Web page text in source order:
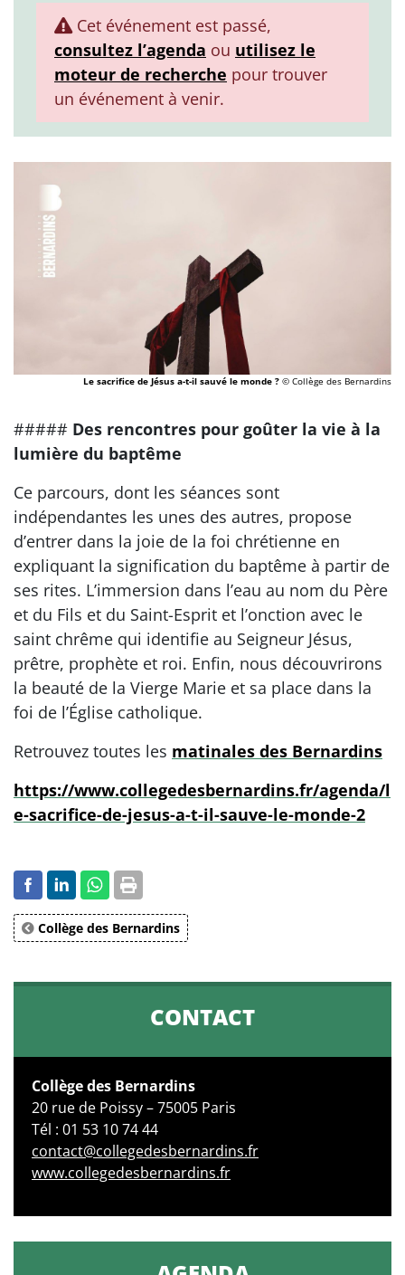
Cet événement est passé,
consultez l’agenda ou utilisez le
moteur de recherche pour trouver
un événement à venir.
Le sacrifice de Jésus a-t-il sauvé le monde ? © Collège des Bernardins
##### Des rencontres pour goûter la vie à la
lumière du baptême
Ce parcours, dont les séances sont
indépendantes les unes des autres, propose
d’entrer dans la joie de la foi chrétienne en
expliquant la signification du baptême à partir de
ses rites. L’immersion dans l’eau au nom du Père
et du Fils et du Saint-Esprit et l’onction avec le
saint chrême qui identifie au Seigneur Jésus,
prêtre, prophète et roi. Enfin, nous découvrirons
la beauté de la Vierge Marie et sa place dans la
foi de l’Église catholique.
Retrouvez toutes les matinales des Bernardins
https://www.collegedesbernardins.fr/agenda/l
e-sacrifice-de-jesus-a-t-il-sauve-le-monde-2
Collège des Bernardins
CONTACT
Collège des Bernardins
20 rue de Poissy – 75005 Paris
Tél : 01 53 10 74 44
contact@collegedesbernardins.fr
www.collegedesbernardins.fr